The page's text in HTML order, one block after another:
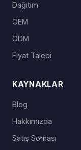
Dağıtım
OEM
ODM
Fiyat Talebi
KAYNAKLAR
Blog
Hakkımızda
Satış Sonrası